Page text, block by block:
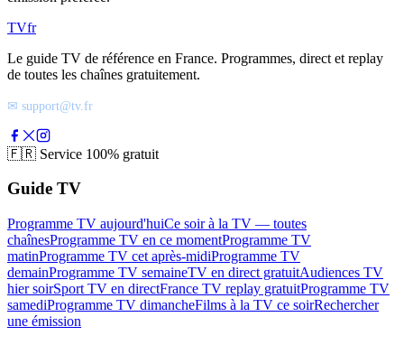
TVfr
Le guide TV de référence en France. Programmes, direct et replay
de toutes les chaînes gratuitement.
✉ support@tv.fr
🇫🇷 Service 100% gratuit
Guide TV
Programme TV aujourd'huiCe soir à la TV — toutes
chaînesProgramme TV en ce momentProgramme TV
matinProgramme TV cet après-midiProgramme TV
demainProgramme TV semaineTV en direct gratuitAudiences TV
hier soirSport TV en directFrance TV replay gratuitProgramme TV
samediProgramme TV dimancheFilms à la TV ce soirRechercher
une émission